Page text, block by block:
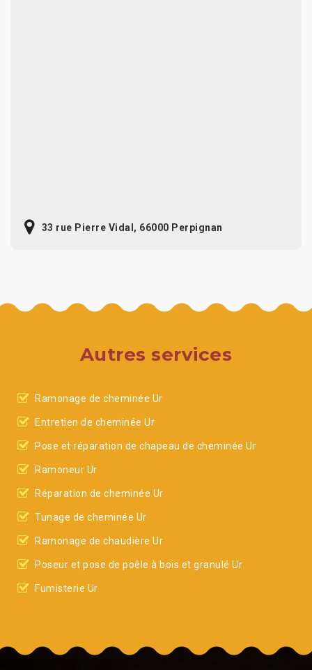
33 rue Pierre Vidal, 66000 Perpignan
Autres services
Ramonage de cheminée Ur
Entretien de cheminée Ur
Pose et réparation de chapeau de cheminée Ur
Ramoneur Ur
Réparation de cheminée Ur
Tunage de cheminée Ur
Ramonage de chaudière Ur
Poseur et pose de poêle à bois et granulé Ur
Fumisterie Ur